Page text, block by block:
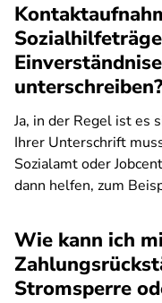
unterschreiben?
Ja, in der Regel ist es
Ihrer Unterschrift
Sozialamt oder
dann helfen, zum
Wie kann ich
Stromsperre